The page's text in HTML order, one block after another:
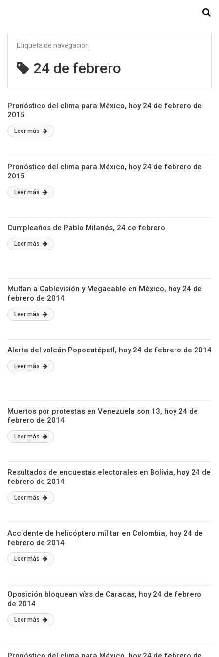
Etiqueta de navegación
24 de febrero
Pronóstico del clima para México, hoy 24 de febrero de
2015
Leer más
Pronóstico del clima para México, hoy 24 de febrero de
2015
Leer más
Cumpleaños de Pablo Milanés, 24 de febrero
Leer más
Multan a Cablevisión y Megacable en México, hoy 24 de
febrero de 2014
Leer más
Alerta del volcán Popocatépetl, hoy 24 de febrero de 2014
Leer más
Muertos por protestas en Venezuela son 13, hoy 24 de
febrero de 2014
Leer más
Resultados de encuestas electorales en Bolivia, hoy 24 de
febrero de 2014
Leer más
Accidente de helicóptero militar en Colombia, hoy 24 de
febrero de 2014
Leer más
Oposición bloquean vías de Caracas, hoy 24 de febrero
de 2014
Leer más